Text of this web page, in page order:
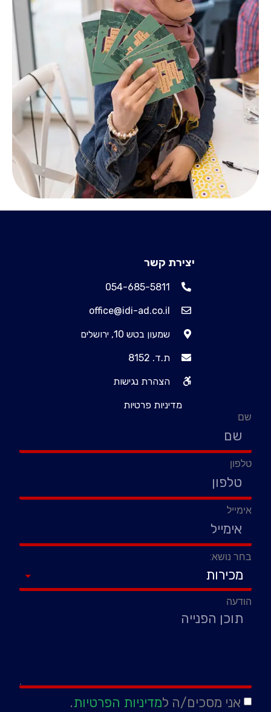
יצירת קשר
054-685-5811
office@idi-ad.co.il
שמעון בטש 10, ירושלים
ת.ד. 8152
הצהרת נגישות
מדיניות פרטיות
שם
טלפון
אימייל
בחר נושא:
הודעה
אני מסכים/ה למדיניות הפרטיות.